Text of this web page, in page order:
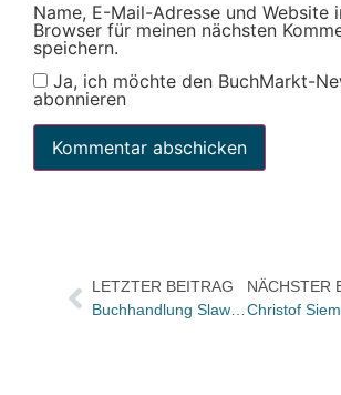
Name, E-Mail-Adresse und Website
Browser für meinen nächsten
speichern.
Ja, ich möchte den BuchMarkt-
abonnieren
LETZTER BEITRAG
Buchhandlung Slawski in Buchholz erhielt Niedersächsischen Buchhandelspreis